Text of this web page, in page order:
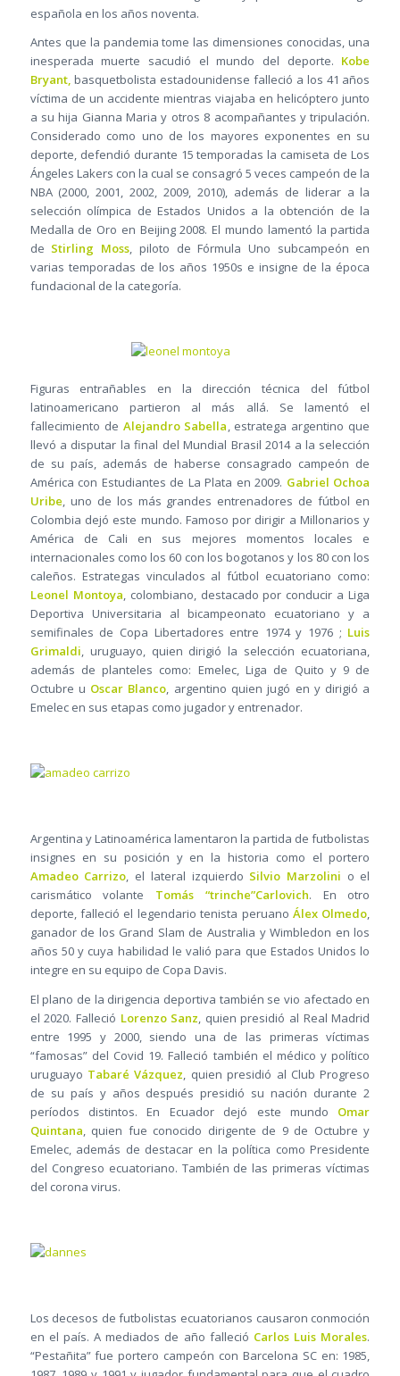
española en los años noventa.
Antes que la pandemia tome las dimensiones conocidas, una
inesperada muerte sacudió el mundo del deporte. Kobe
Bryant, basquetbolista estadounidense falleció a los 41 años
víctima de un accidente mientras viajaba en helicóptero junto
a su hija Gianna Maria y otros 8 acompañantes y tripulación.
Considerado como uno de los mayores exponentes en su
deporte, defendió durante 15 temporadas la camiseta de Los
Ángeles Lakers con la cual se consagró 5 veces campeón de la
NBA (2000, 2001, 2002, 2009, 2010), además de liderar a la
selección olímpica de Estados Unidos a la obtención de la
Medalla de Oro en Beijing 2008. El mundo lamentó la partida
de Stirling Moss, piloto de Fórmula Uno subcampeón en
varias temporadas de los años 1950s e insigne de la época
fundacional de la categoría.
Figuras entrañables en la dirección técnica del fútbol
latinoamericano partieron al más allá. Se lamentó el
fallecimiento de Alejandro Sabella, estratega argentino que
llevó a disputar la final del Mundial Brasil 2014 a la selección
de su país, además de haberse consagrado campeón de
América con Estudiantes de La Plata en 2009. Gabriel Ochoa
Uribe, uno de los más grandes entrenadores de fútbol en
Colombia dejó este mundo. Famoso por dirigir a Millonarios y
América de Cali en sus mejores momentos locales e
internacionales como los 60 con los bogotanos y los 80 con los
caleños. Estrategas vinculados al fútbol ecuatoriano como:
Leonel Montoya, colombiano, destacado por conducir a Liga
Deportiva Universitaria al bicampeonato ecuatoriano y a
semifinales de Copa Libertadores entre 1974 y 1976 ; Luis
Grimaldi, uruguayo, quien dirigió la selección ecuatoriana,
además de planteles como: Emelec, Liga de Quito y 9 de
Octubre u Oscar Blanco, argentino quien jugó en y dirigió a
Emelec en sus etapas como jugador y entrenador.
Argentina y Latinoamérica lamentaron la partida de futbolistas
insignes en su posición y en la historia como el portero
Amadeo Carrizo, el lateral izquierdo Silvio Marzolini o el
carismático volante Tomás “trinche”Carlovich. En otro
deporte, falleció el legendario tenista peruano Álex Olmedo,
ganador de los Grand Slam de Australia y Wimbledon en los
años 50 y cuya habilidad le valió para que Estados Unidos lo
integre en su equipo de Copa Davis.
El plano de la dirigencia deportiva también se vio afectado en
el 2020. Falleció Lorenzo Sanz , quien presidió al Real Madrid
entre 1995 y 2000, siendo una de las primeras víctimas
“famosas” del Covid 19. Falleció también el médico y político
uruguayo Tabaré Vázquez , quien presidió al Club Progreso
de su país y años después presidió su nación durante 2
períodos distintos. En Ecuador dejó este mundo Omar
Quintana , quien fue conocido dirigente de 9 de Octubre y
Emelec, además de destacar en la política como Presidente
del Congreso ecuatoriano. También de las primeras víctimas
del corona virus.
Los decesos de futbolistas ecuatorianos causaron conmoción
en el país. A mediados de año falleció Carlos Luis Morales.
“Pestañita” fue portero campeón con Barcelona SC en: 1985,